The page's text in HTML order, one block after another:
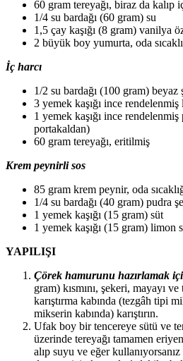
60 gram tereyağı, biraz da kalıp
1/4 su bardağı (60 gram) su
1,5 çay kaşığı (8 gram) vanilya
2 büyük boy yumurta, oda
İç harcı
1/2 su bardağı (100 gram) beyaz
3 yemek kaşığı ince
1 yemek kaşığı ince
portakaldan)
60 gram tereyağı, eritilmiş
Krem peynirli sos
85 gram krem peynir, oda
1/4 su bardağı (40 gram) pudra
1 yemek kaşığı (15 gram) süt
1 yemek kaşığı (15 gram) limon
YAPILIŞI
Çörek hamurunu hazırlamak
gram) kısmını, şekeri, mayayı
karıştırma kabında (tezgâh tipi
mikserin kabında) karıştırın.
Ufak boy bir tencereye sütü ve
üzerinde tereyağı tamamen
alıp suyu ve eğer